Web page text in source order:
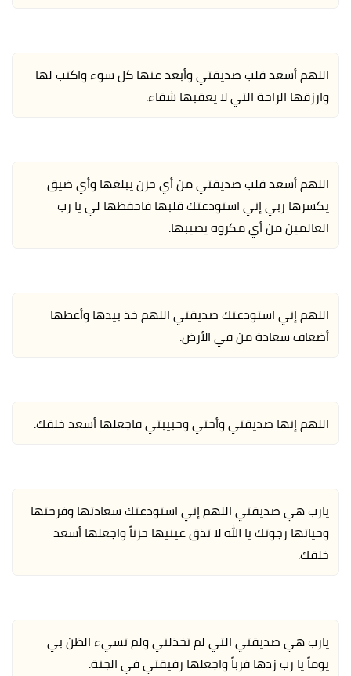
اللهم أسعد قلب صديقتي وأبعد عنها كل سوء واكتب لها
وارزقها الراحة التي لا يعقبها شقاء.
اللهم أسعد قلب صديقتي من أي حزن يبلغها وأي ضيق
يكسرها ربي إني استودعتك قلبها فاحفظها لي يا رب
العالمين من أي مكروه يصيبها.
اللهم إني استودعتك صديقتي اللهم خذ بيدها وأعطها
أضعاف سعادة من في الأرض.
اللهم إنها صديقتي وأختي وحبيبتي فاجعلها أسعد خلقك.
يارب هي صديقتي اللهم إني استودعتك سعادتها وفرحتها
وحياتها رجوتك يا الله لا تذق عينيها حزناً واجعلها أسعد
خلقك.
يارب هي صديقتي التي لم تخذلني ولم تسيء الظن بي
يوماً يا رب زدها قرباً واجعلها رفيقتي في الجنة.